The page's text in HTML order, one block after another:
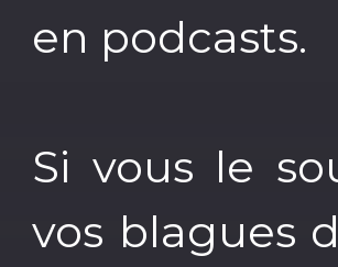
en podcasts.
Si vous le
vos blagues